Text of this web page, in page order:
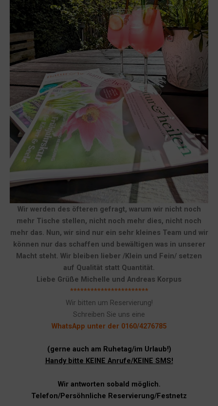
Wir werden des öfteren gefragt, warum wir nicht noch
mehr Tische stellen, nicht noch mehr dies, nicht noch
mehr das. Nun, wir sind nur ein sehr kleines Team und wir
können nur das schaffen und bewältigen was in unserer
Macht steht. Wir bleiben lieber /Klein und Fein/ setzen
auf Qualität statt Quantität.
Liebe Grüße Michelle und Andreas Korpus
***********************
Wir bitten um Reservierung!
Schreiben Sie uns eine
WhatsApp unter der 0160/4276785
(gerne auch am Ruhetag/im Urlaub!)
Handy bitte KEINE Anrufe/KEINE SMS!
Wir antworten sobald möglich.
Telefon/Persöhnliche Reservierung/Festnetz